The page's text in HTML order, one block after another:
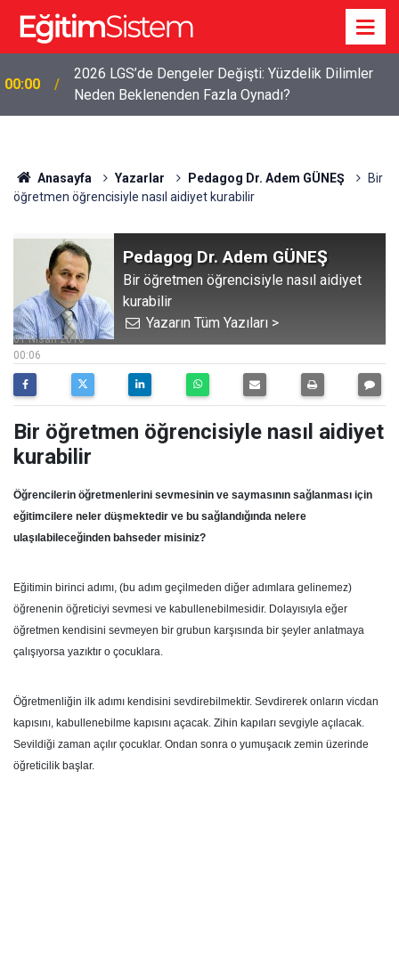
00:00
2026 LGS’de Dengeler Değişti: Yüzdelik Dilimler
Neden Beklenenden Fazla Oynadı?
Anasayfa Yazarlar Pedagog Dr. Adem GÜNEŞ
Bir
öğretmen öğrencisiyle nasıl aidiyet kurabilir
Pedagog Dr. Adem GÜNEŞ
Bir öğretmen öğrencisiyle nasıl aidiyet
kurabilir
Yazarın Tüm Yazıları >
00:06
01 Nisan 2016
Bir öğretmen öğrencisiyle nasıl aidiyet
kurabilir
Öğrencilerin öğretmenlerini sevmesinin ve saymasının sağlanması için
eğitimcilere neler düşmektedir ve bu sağlandığında nelere
ulaşılabileceğinden bahseder misiniz?
Eğitimin birinci adımı, (bu adım geçilmeden diğer adımlara gelinemez)
öğrenenin öğreticiyi sevmesi ve kabullenebilmesidir. Dolayısıyla eğer
öğretmen kendisini sevmeyen bir grubun karşısında bir şeyler anlatmaya
çalışıyorsa yazıktır o çocuklara.
Öğretmenliğin ilk adımı kendisini sevdirebilmektir. Sevdirerek onların vicdan
kapısını, kabullenebilme kapısını açacak. Zihin kapıları sevgiyle açılacak.
Sevildiği zaman açılır çocuklar. Ondan sonra o yumuşacık zemin üzerinde
öğreticilik başlar.